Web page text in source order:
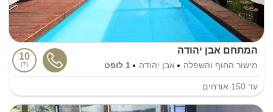
המתחם אבן יהודה
מישור החוף והשפלה אבן יהודה 1 לופט
10
7
עד 150 אורחים